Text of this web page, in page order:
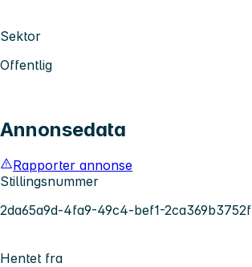
Sektor
Offentlig
Annonsedata
Rapporter annonse
Stillingsnummer
2da65a9d-4fa9-49c4-bef1-2ca369b3752f
Hentet fra